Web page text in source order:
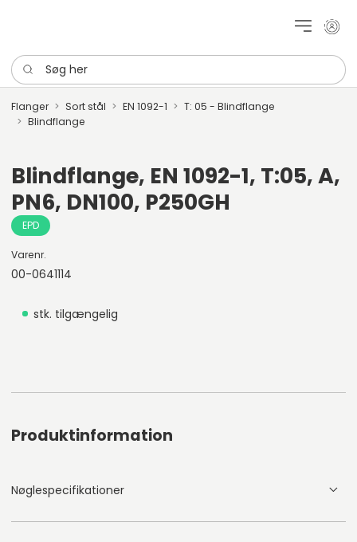
Mit
Søg her
Flanger Sort stål EN 1092-1
T: 05 - Blindflange
Blindflange
Blindflange, EN 1092-1, T:05, A,
PN6, DN100, P250GH
EPD
Varenr.
00-0641114
stk. tilgængelig
Produktinformation
Nøglespecifikationer